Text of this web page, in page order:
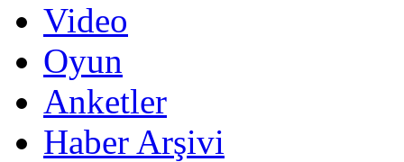
Video
Oyun
Anketler
Haber Arşivi